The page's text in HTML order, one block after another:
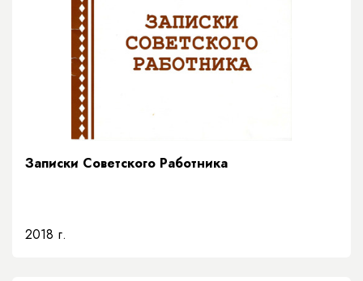
Записки Советского Работника
2018 г.